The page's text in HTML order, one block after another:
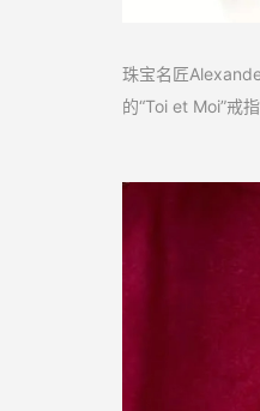
珠宝名匠
的“Toi et Moi”戒